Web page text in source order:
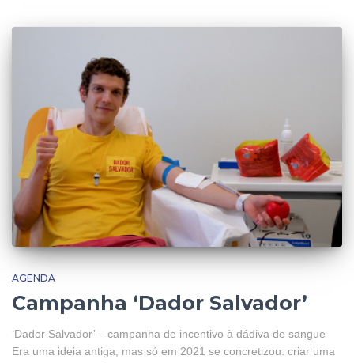
AGENDA
Campanha ‘Dador Salvador’
‘Dador Salvador’ – campanha de incentivo à dádiva de sangue
Era uma ideia antiga, mas só em 2021 se concretizou: criar uma